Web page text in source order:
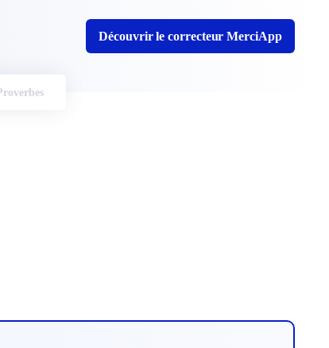
Découvrir le correcteur MerciApp